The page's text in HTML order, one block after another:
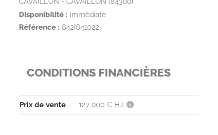
Disponibilité : Immédiate
Référence : 842I841022
CONDITIONS FINANCIÈRES
Prix de vente 127 000 € H.I.